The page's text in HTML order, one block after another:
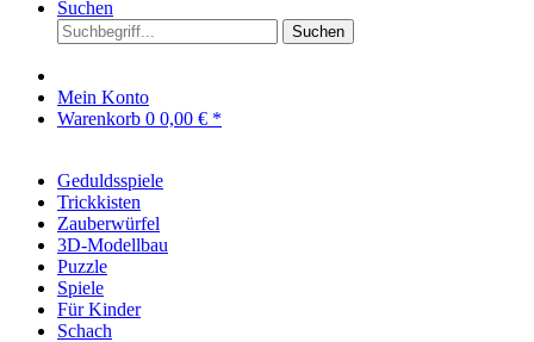
Suchen
Suchen
Mein Konto
Warenkorb 0 0,00 € *
Geduldsspiele
Trickkisten
Zauberwürfel
3D-Modellbau
Puzzle
Spiele
Für Kinder
Schach